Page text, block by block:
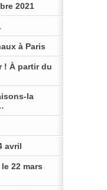
2021
à Paris
! À partir du
la
avril
22 mars